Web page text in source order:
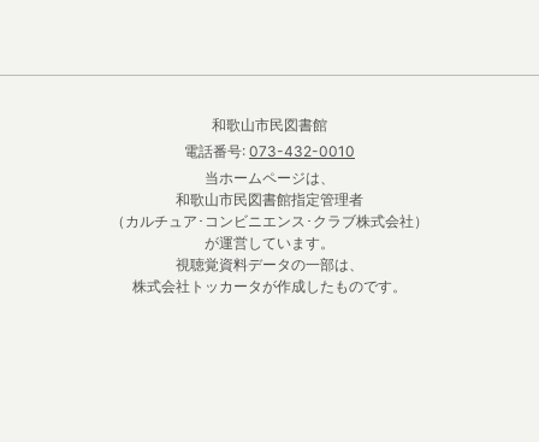
和歌山市民図書館
電話番号: 073-432-0010
当ホームページは、
和歌山市民図書館指定管理者
（カルチュア･コンビニエンス･クラブ株式会社）
が運営しています。
視聴覚資料データの一部は、
株式会社トッカータが作成したものです。